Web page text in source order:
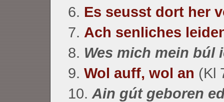
6. Es seusst dort her
7. Ach senliches
8. Wes mich mein búl
9. Wol auff, wol an (Kl
10. Ain gút geboren